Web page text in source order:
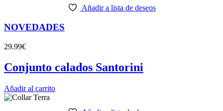
Añadir a lista de deseos
NOVEDADES
29.99€
Conjunto calados Santorini
Añadir al carrito